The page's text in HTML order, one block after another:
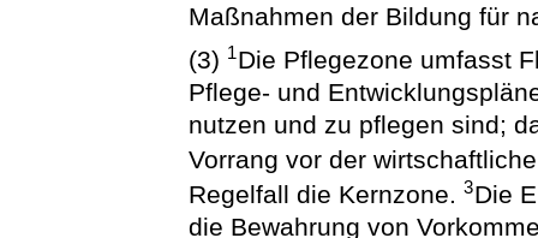
Maßnahmen der Bildung für
(3) 1Die Pflegezone umfasst
Pflege- und
nutzen und zu pflegen sind;
Vorrang vor der
Regelfall die Kernzone.3Die
die Bewahrung von